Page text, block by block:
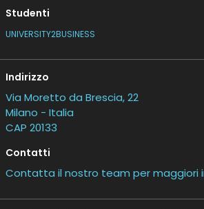
Studenti
UNIVERSITY2BUSINESS
Indirizzo
Via Moretto da Brescia, 22
Milano - Italia
CAP 20133
Contatti
Contatta il nostro team per maggiori